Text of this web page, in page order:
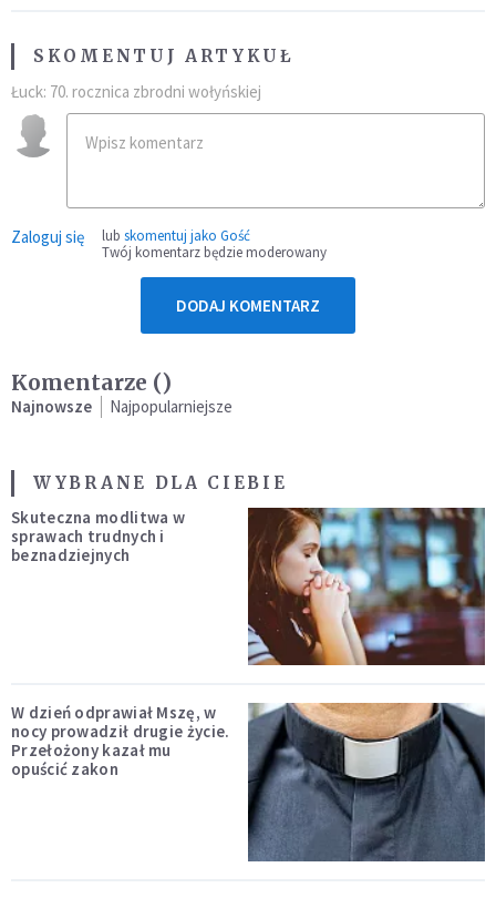
SKOMENTUJ ARTYKUŁ
Łuck: 70. rocznica zbrodni wołyńskiej
Zaloguj się lub skomentuj jako Gość
Twój komentarz będzie moderowany
DODAJ KOMENTARZ
Komentarze ()
Najnowsze Najpopularniejsze
WYBRANE DLA CIEBIE
Skuteczna modlitwa w
sprawach trudnych i
beznadziejnych
W dzień odprawiał Mszę, w
nocy prowadził drugie życie.
Przełożony kazał mu
opuścić zakon